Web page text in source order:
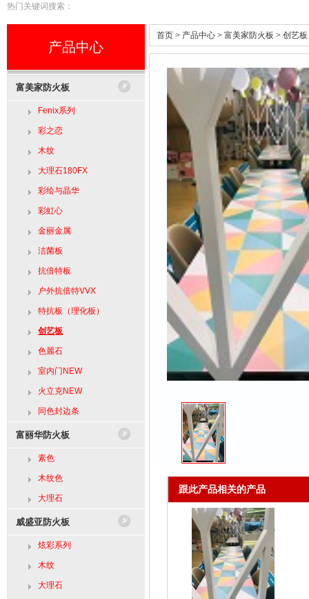
热门关键词搜索：
首页 > 产品中心 > 富美家防火板 > 创艺板
跟此产品相关的产品
产品中心
富美家防火板
Fenix系列
彩之恋
木纹
大理石180FX
彩绘与晶华
彩虹心
金丽金属
洁菌板
抗倍特板
户外抗倍特VVX
特抗板（理化板）
创艺板
色麗石
室内门NEW
火立克NEW
同色封边条
富丽华防火板
素色
木纹色
大理石
威盛亚防火板
炫彩系列
木纹
大理石